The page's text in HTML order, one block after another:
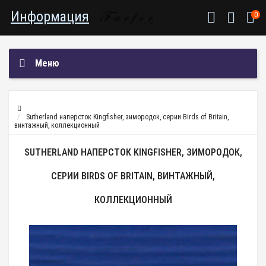
Информация 0
Меню
Sutherland наперсток Kingfisher, зимородок, серии Birds of Britain,
винтажный, коллекционный
SUTHERLAND НАПЕРСТОК KINGFISHER, ЗИМОРОДОК,
СЕРИИ BIRDS OF BRITAIN, ВИНТАЖНЫЙ,
КОЛЛЕКЦИОННЫЙ